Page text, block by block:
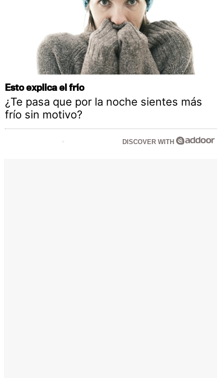
Esto explica el frío
¿Te pasa que por la noche sientes más
frío sin motivo?
DISCOVER WITH